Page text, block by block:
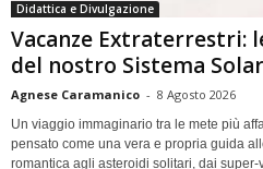
Didattica e Divulgazione
Vacanze Extraterrestri:
del nostro Sistema
Agnese Caramanico - 8 Agosto 2026
Un viaggio immaginario tra le mete più
pensato come una vera e propria guida
romantica agli asteroidi solitari, dai